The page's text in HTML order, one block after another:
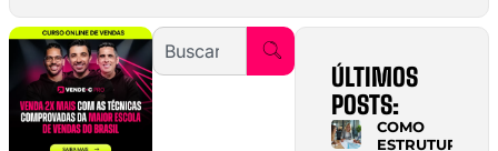
ÚLTIMOS
POSTS:
COMO
ESTRUTURAR